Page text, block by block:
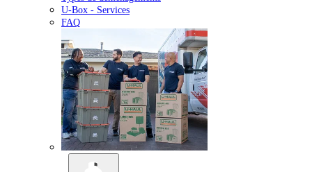
U-Box - Services
FAQ